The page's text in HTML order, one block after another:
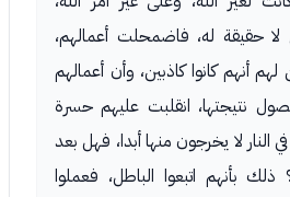
لا حقيقة له، فاضمحلت أعمالهم،
أنهم كانوا كاذبين، وأن أعمالهم
نتيجتها، انقلبت عليهم حسرة
النار لا يخرجون منها أبدا، فهل بعد
بأنهم اتبعوا الباطل، فعملوا